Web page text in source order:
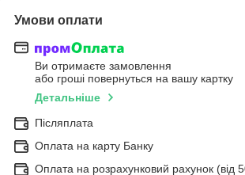
Умови оплати
Ви отримаєте замовлення
або гроші повернуться на вашу картку
Детальніше
Післяплата
Оплата на карту Банку
Оплата на розрахунковий рахунок (від